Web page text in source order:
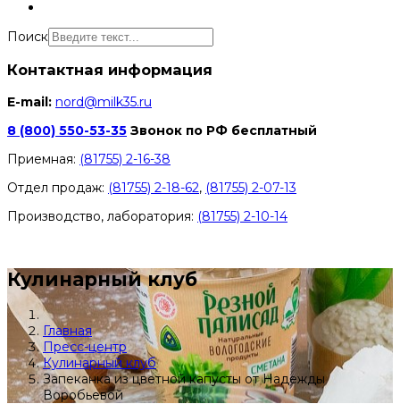
Поиск
Контактная информация
E-mail: nord@milk35.ru
8 (800) 550-53-35 Звонок по РФ бесплатный
Приемная: (81755) 2-16-38
Отдел продаж: (81755) 2-18-62, (81755) 2-07-13
Производство, лаборатория: (81755) 2-10-14
Кулинарный клуб
Главная
Пресс-центр
Кулинарный клуб
Запеканка из цветной капусты от Надежды
Воробьевой